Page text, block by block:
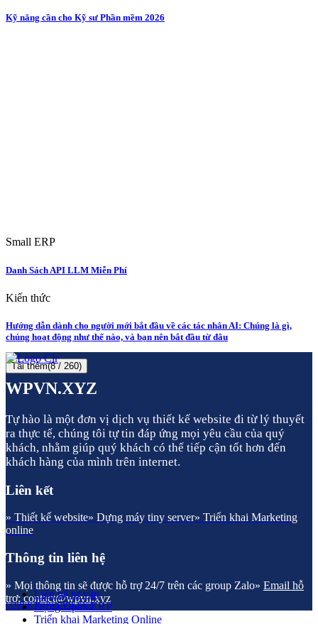
Kỹ năng cần cho Kỹ sư Phần mềm 2026
Small ERP
Danh Sách API LLM Miễn Phí
Kiến thức
Hướng dẫn dành cho người mới bắt đầu về các tác nhân AI: Chúng là gì,
chúng hoạt động như thế nào, và bạn nên bắt đầu từ đâu
Tải thêm(8/ 260)
WPVN.XYZ
Tự hào là một đơn vị dịch vụ thiết kế website đi từ lý thuyết
ra thực tế, chúng tôi tự tin đáp ứng mọi yêu cầu của quý
khách, nhằm giúp quý khách có thể tiếp cận tốt hơn đến
khách hàng của mình trên internet.
Liên kết
» Thiết kế website» Dựng máy tiny server» Triển khai Marketing
online
Thông tin liên hệ
» Mọi thông tin sẽ được hỗ trợ 24/7 trên các group Zalo» Email hỗ
trợ: contact@wpvn.xyz
contact@wpvn.xyz
Liên hệ tư vấn
Dựng Open ERP
Triển khai Marketing Online